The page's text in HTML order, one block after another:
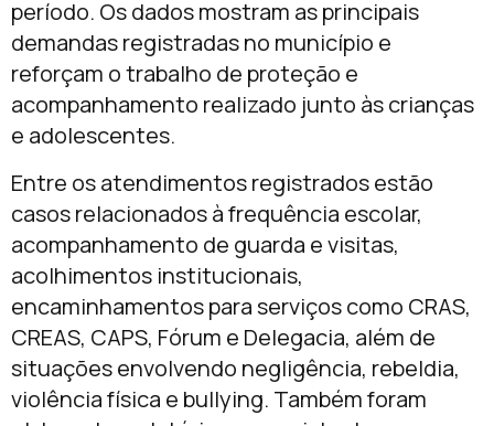
período. Os dados mostram as principais
demandas registradas no município e
reforçam o trabalho de proteção e
acompanhamento realizado junto às crianças
e adolescentes.
Entre os atendimentos registrados estão
casos relacionados à frequência escolar,
acompanhamento de guarda e visitas,
acolhimentos institucionais,
encaminhamentos para serviços como CRAS,
CREAS, CAPS, Fórum e Delegacia, além de
situações envolvendo negligência, rebeldia,
violência física e bullying. Também foram